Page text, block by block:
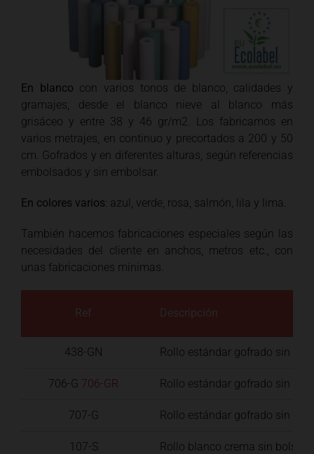
En blanco con varios tonos de blanco, calidades y
gramajes, desde el blanco nieve al blanco más
grisáceo y entre 38 y 46 gr/m2. Los fabricamos en
varios metrajes, en continuo y precortados a 200 y 50
cm. Gofrados y en diferentes alturas, según referencias
embolsados y sin embolsar.
En colores varios: azul, verde, rosa, salmón, lila y lima.
También hacemos fabricaciones especiales según las
necesidades del cliente en anchos, metros etc., con
unas fabricaciones mínimas.
Ref Descripción
438-GN Rollo estándar gofrado sin
706-G 706-GR Rollo estándar gofrado sin
707-G Rollo estándar gofrado sin
107-S Rollo blanco crema sin bolsa